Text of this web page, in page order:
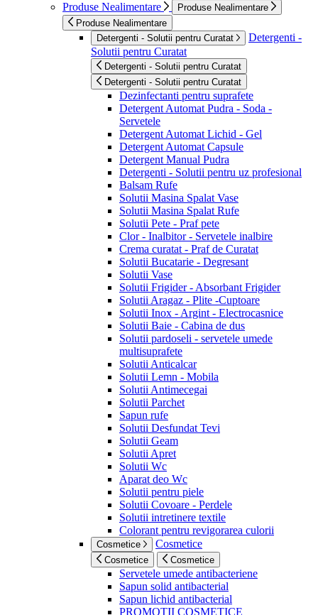
Produse Nealimentare
Produse Nealimentare
Produse Nealimentare
Detergenti - Solutii pentru Curatat
Detergenti -
Solutii pentru Curatat
Detergenti - Solutii pentru Curatat
Detergenti - Solutii pentru Curatat
Dezinfectanti pentru suprafete
Detergent Automat Pudra - Soda -
Servetele
Detergent Automat Lichid - Gel
Detergent Automat Capsule
Detergent Manual Pudra
Detergenti - Solutii pentru uz profesional
Balsam Rufe
Solutii Masina Spalat Vase
Solutii Masina Spalat Rufe
Solutii Pete - Praf pete
Clor - Inalbitor - Servetele inalbire
Crema curatat - Praf de Curatat
Solutii Bucatarie - Degresant
Solutii Vase
Solutii Frigider - Absorbant Frigider
Solutii Aragaz - Plite -Cuptoare
Solutii Inox - Argint - Electrocasnice
Solutii Baie - Cabina de dus
Solutii pardoseli - servetele umede
multisuprafete
Solutii Anticalcar
Solutii Lemn - Mobila
Solutii Antimecegai
Solutii Parchet
Sapun rufe
Solutii Desfundat Tevi
Solutii Geam
Solutii Apret
Solutii Wc
Aparat deo Wc
Solutii pentru piele
Solutii Covoare - Perdele
Solutii intretinere textile
Colorant pentru revigorarea culorii
Cosmetice Cosmetice
Cosmetice Cosmetice
Servetele umede antibacteriene
Sapun solid antibacterial
Sapun lichid antibacterial
PROMOTII COSMETICE